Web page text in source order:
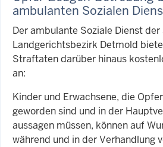
ambulanten Sozialen
Der ambulante Soziale Dienst
Landgerichtsbezirk Detmold
Straftaten darüber hinaus
an:
Kinder und Erwachsene, die
geworden sind und in der
aussagen müssen, können auf
während und in der Verhandlung